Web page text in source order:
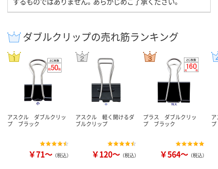
ダブルクリップの売れ筋ランキング
アスクル ダブルクリッ
プ ブラック
￥71～ （税込）
アスクル 軽く開けるダ
ブルクリップ
￥120～ （税込）
プラス ダブルクリッ
プ ブラック
￥564～ （税込）